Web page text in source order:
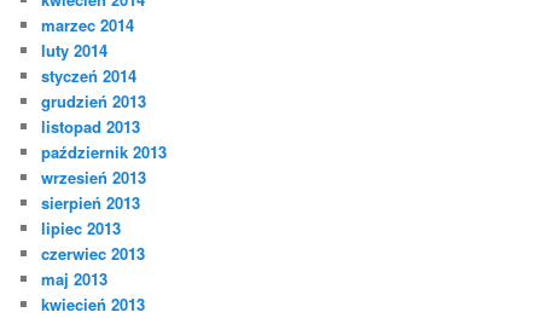
marzec 2014
luty 2014
styczeń 2014
grudzień 2013
listopad 2013
październik 2013
wrzesień 2013
sierpień 2013
lipiec 2013
czerwiec 2013
maj 2013
kwiecień 2013